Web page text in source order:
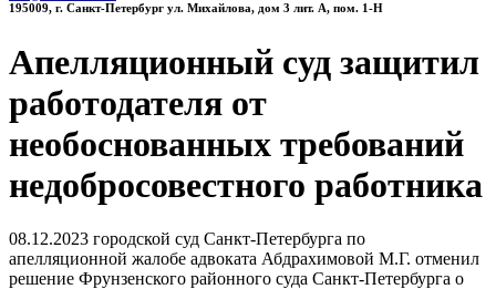
195009, г. Санкт-Петербург ул. Михайлова, дом 3 лит. А, пом. 1-Н
Апелляционный суд защитил
работодателя от
необоснованных требований
недобросовестного работника
08.12.2023 городской суд Санкт-Петербурга по
апелляционной жалобе адвоката Абдрахимовой М.Г. отменил
решение Фрунзенского районного суда Санкт-Петербурга о